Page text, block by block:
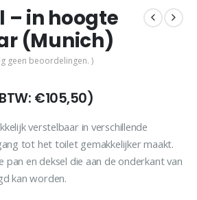
– in hoogte
(Munich)
geen beoordelingen. )
€105,50)
verstelbaar in verschillende
tot het toilet gemakkelijker maakt.
pan en deksel die aan de onderkant van
kan worden.